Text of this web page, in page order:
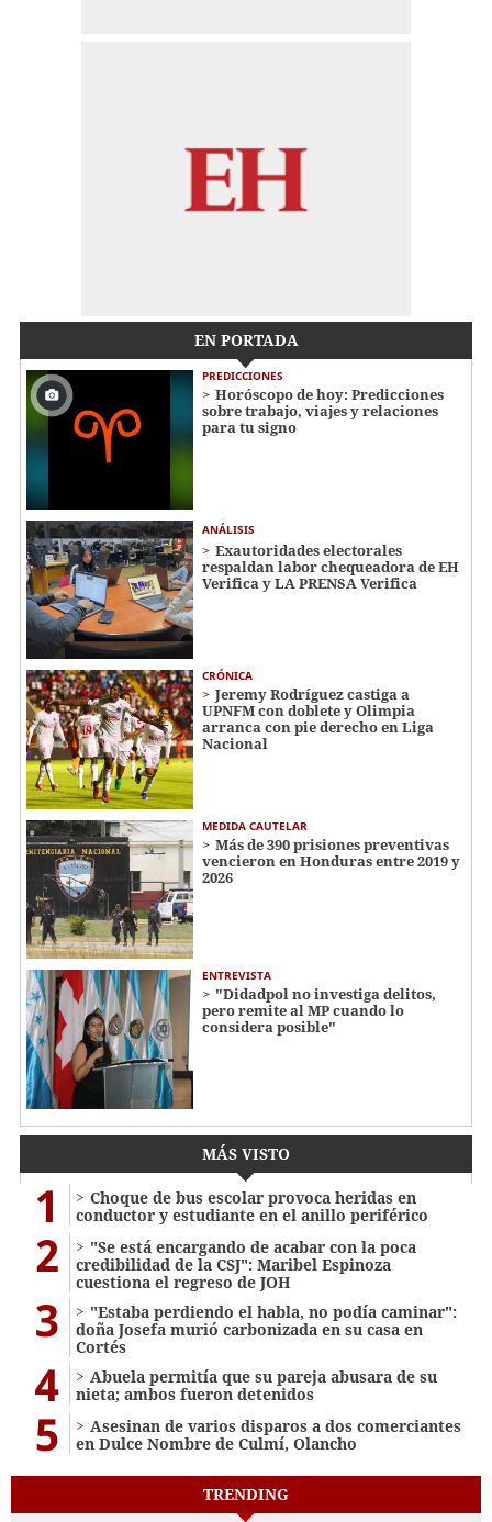
EN PORTADA
PREDICCIONES
Horóscopo de hoy: Predicciones
sobre trabajo, viajes y relaciones
para tu signo
ANÁLISIS
Exautoridades electorales
respaldan labor chequeadora de EH
Verifica y LA PRENSA Verifica
CRÓNICA
Jeremy Rodríguez castiga a
UPNFM con doblete y Olimpia
arranca con pie derecho en Liga
Nacional
MEDIDA CAUTELAR
Más de 390 prisiones preventivas
vencieron en Honduras entre 2019 y
2026
ENTREVISTA
"Didadpol no investiga delitos,
pero remite al MP cuando lo
considera posible"
MÁS VISTO
1
Choque de bus escolar provoca heridas en
conductor y estudiante en el anillo periférico
2
"Se está encargando de acabar con la poca
credibilidad de la CSJ": Maribel Espinoza
cuestiona el regreso de JOH
3
"Estaba perdiendo el habla, no podía caminar":
doña Josefa murió carbonizada en su casa en
Cortés
4
Abuela permitía que su pareja abusara de su
nieta; ambos fueron detenidos
5
Asesinan de varios disparos a dos comerciantes
en Dulce Nombre de Culmí, Olancho
TRENDING